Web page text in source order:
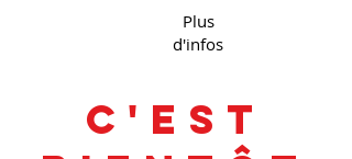
Plus
d'infos
c'est